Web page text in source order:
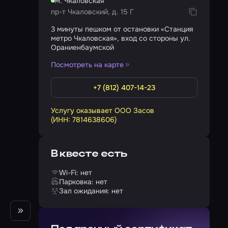
пр-т Чкаловский, д. 15 Г
3 минуты пешком от остановки «Станция
метро Чкаловская», вход со стороны ул.
Ораниенбаумской
Посмотреть на карте
+7 (812) 407-14-23
Услугу оказывает ООО Засов
(ИНН: 7814638606)
В квесте есть
Wi-Fi: нет
Парковка: нет
Зал ожидания: нет